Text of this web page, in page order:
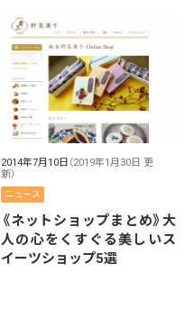
2014年7月10日 （2019年1月30日 更
新）
ニュース
《ネットショップまとめ》大
人の心をくすぐる美しいス
イーツショップ5選